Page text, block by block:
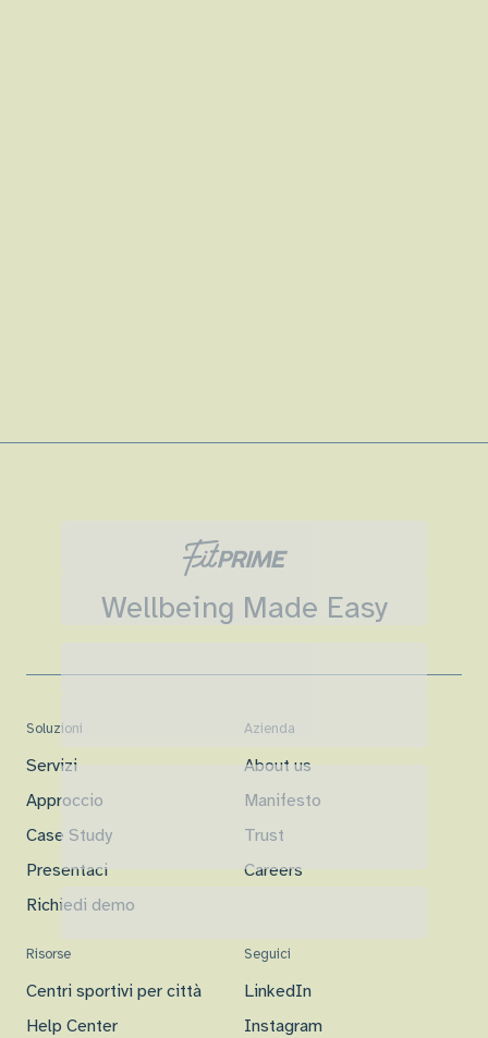
Wellbeing Made Easy
Soluzioni
Servizi
Approccio
Case Study
Presentaci
Richiedi demo
Azienda
About us
Manifesto
Trust
Careers
Risorse
Centri sportivi per città
Help Center
Seguici
LinkedIn
Instagram